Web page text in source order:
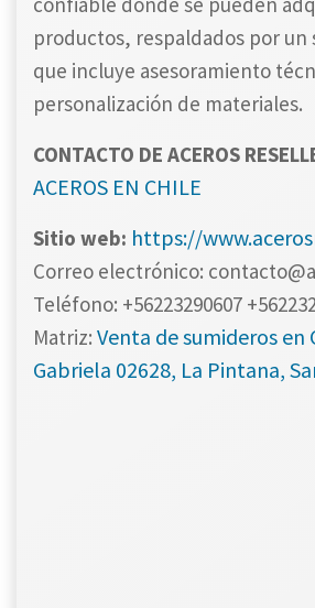
productos, respaldados por
que incluye asesoramiento
personalización de materiales.
CONTACTO DE ACEROS
ACEROS EN CHILE
Sitio web: https://
Correo electrónico:
Teléfono: +56223290607
Matriz: Venta de sumideros en
Gabriela 02628, La Pintana,